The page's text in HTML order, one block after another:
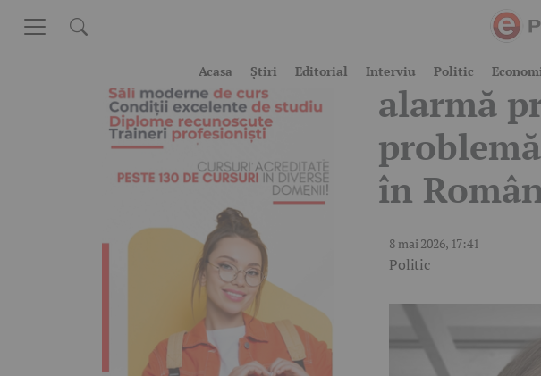
Acasa Știri Editorial Interviu Politic
Alina
alarmă
în
8 mai 2026, 17:41
Politic